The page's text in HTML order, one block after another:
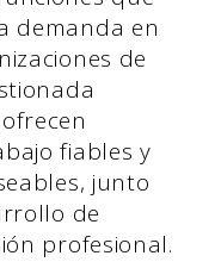
demanda en
de
fiables y
junto
de
profesional.